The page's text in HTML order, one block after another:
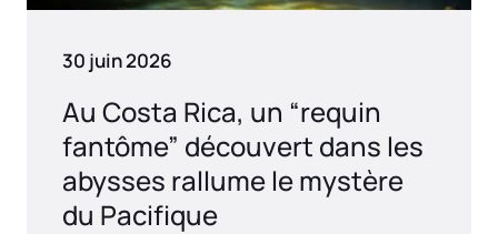
30 juin 2026
Au Costa Rica, un “requin
fantôme” découvert dans les
abysses rallume le mystère
du Pacifique